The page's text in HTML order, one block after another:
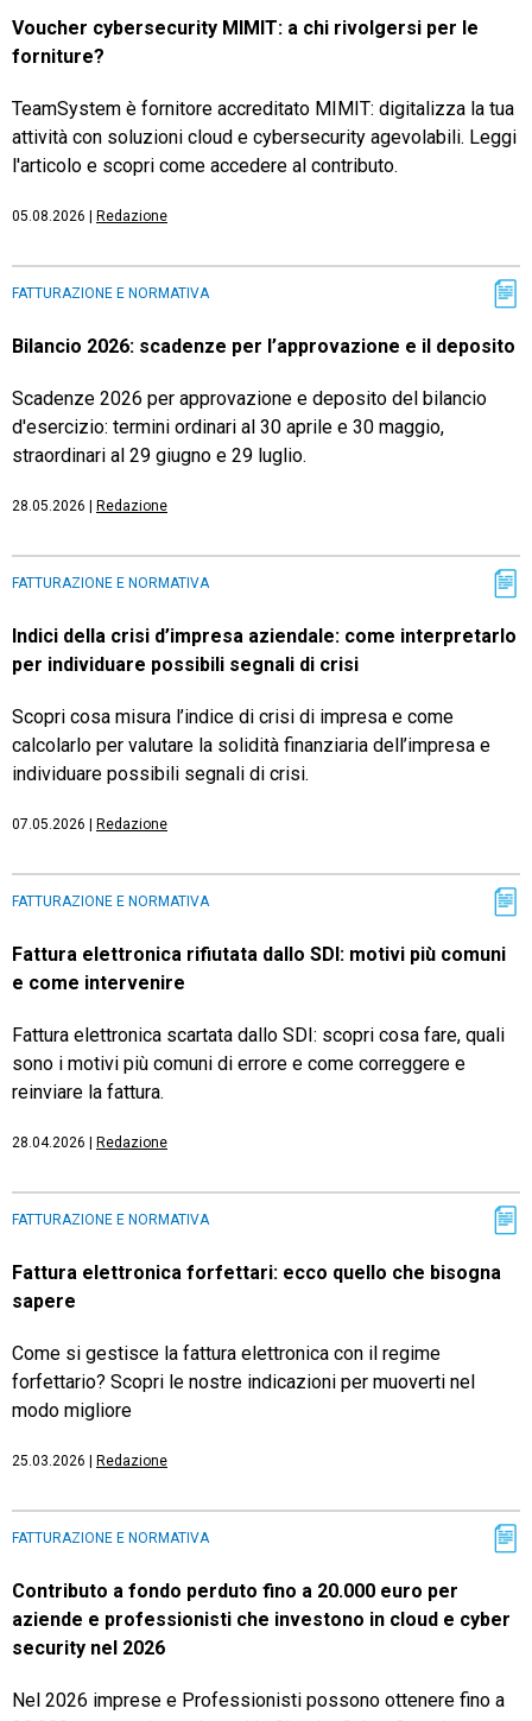
Voucher cybersecurity MIMIT: a chi rivolgersi per le
forniture?
TeamSystem è fornitore accreditato MIMIT: digitalizza la tua
attività con soluzioni cloud e cybersecurity agevolabili. Leggi
l'articolo e scopri come accedere al contributo.
05.08.2026 Redazione
FATTURAZIONE E NORMATIVA
Bilancio 2026: scadenze per l’approvazione e il deposito
Scadenze 2026 per approvazione e deposito del bilancio
d'esercizio: termini ordinari al 30 aprile e 30 maggio,
straordinari al 29 giugno e 29 luglio.
28.05.2026 Redazione
FATTURAZIONE E NORMATIVA
Indici della crisi d’impresa aziendale: come interpretarlo
per individuare possibili segnali di crisi
Scopri cosa misura l’indice di crisi di impresa e come
calcolarlo per valutare la solidità finanziaria dell’impresa e
individuare possibili segnali di crisi.
07.05.2026 Redazione
FATTURAZIONE E NORMATIVA
Fattura elettronica rifiutata dallo SDI: motivi più comuni
e come intervenire
Fattura elettronica scartata dallo SDI: scopri cosa fare, quali
sono i motivi più comuni di errore e come correggere e
reinviare la fattura.
28.04.2026 Redazione
FATTURAZIONE E NORMATIVA
Fattura elettronica forfettari: ecco quello che bisogna
sapere
Come si gestisce la fattura elettronica con il regime
forfettario? Scopri le nostre indicazioni per muoverti nel
modo migliore
25.03.2026 Redazione
FATTURAZIONE E NORMATIVA
Contributo a fondo perduto fino a 20.000 euro per
aziende e professionisti che investono in cloud e cyber
security nel 2026
Nel 2026 imprese e Professionisti possono ottenere fino a